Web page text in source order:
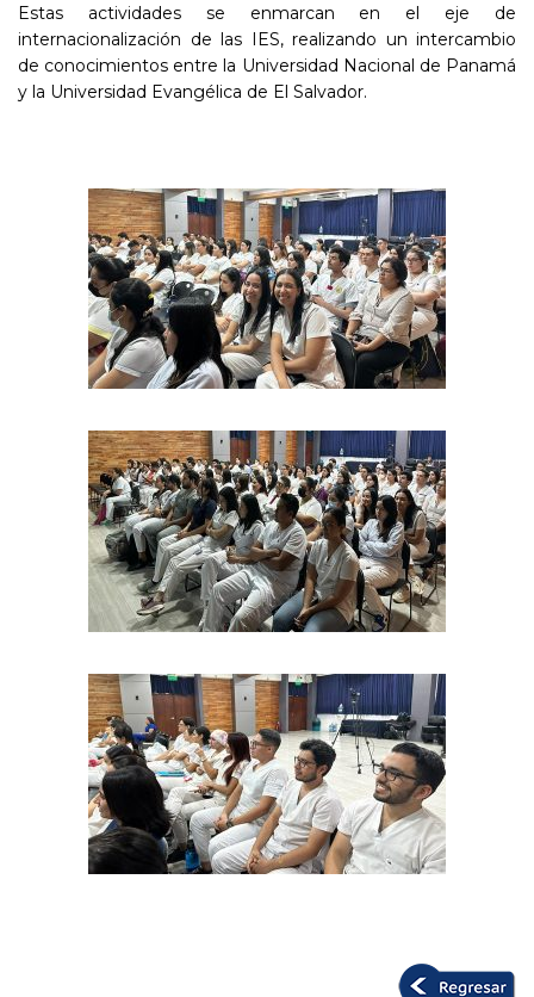
Estas actividades se enmarcan en el eje de
internacionalización de las IES, realizando un intercambio
de conocimientos entre la Universidad Nacional de Panamá
y la Universidad Evangélica de El Salvador.